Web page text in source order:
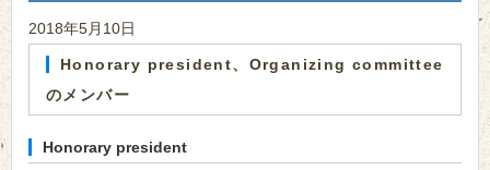
2018年5月10日
Honorary president、Organizing committee
のメンバー
Honorary president